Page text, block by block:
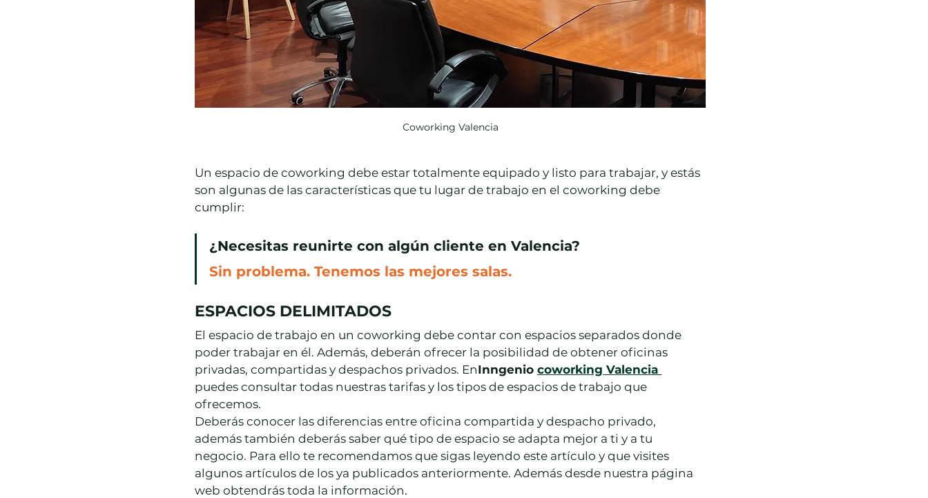
Coworking Valencia
Un espacio de coworking debe estar totalmente equipado y listo para trabajar, y estás
son algunas de las características que tu lugar de trabajo en el coworking debe
cumplir:
¿Necesitas reunirte con algún cliente en Valencia?
Sin problema. Tenemos las mejores salas.
ESPACIOS DELIMITADOS
El espacio de trabajo en un coworking debe contar con espacios separados donde
poder trabajar en él. Además, deberán ofrecer la posibilidad de obtener oficinas
privadas, compartidas y despachos privados. EnInngenio coworking Valencia
puedes consultar todas nuestras tarifas y los tipos de espacios de trabajo que
ofrecemos.
Deberás conocer las diferencias entre oficina compartida y despacho privado,
además también deberás saber qué tipo de espacio se adapta mejor a ti y a tu
negocio. Para ello te recomendamos que sigas leyendo este artículo y que visites
algunos artículos de los ya publicados anteriormente. Además desde nuestra página
web obtendrás toda la información.